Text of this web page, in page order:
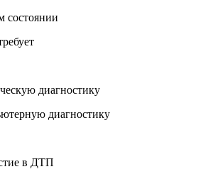
состоянии
диагностику
диагностику
в ДТП